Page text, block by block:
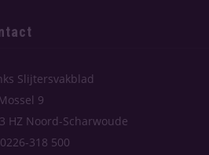
Slijtersvakblad
9
HZ Noord-Scharwoude
318 500